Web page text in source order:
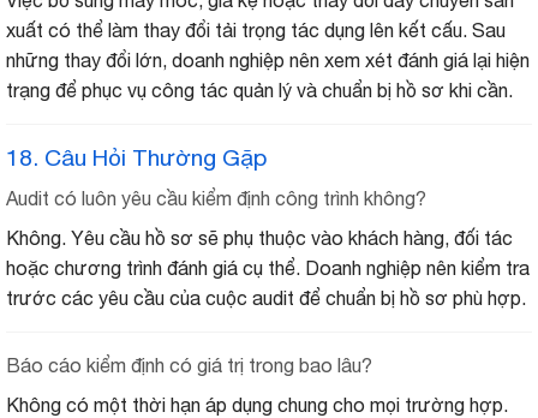
xuất có thể làm thay đổi tải trọng tác dụng lên kết cấu. Sau
những thay đổi lớn, doanh nghiệp nên xem xét đánh giá lại hiện
trạng để phục vụ công tác quản lý và chuẩn bị hồ sơ khi cần.
18. Câu Hỏi Thường Gặp
Audit có luôn yêu cầu kiểm định công trình không?
Không. Yêu cầu hồ sơ sẽ phụ thuộc vào khách hàng, đối tác
hoặc chương trình đánh giá cụ thể. Doanh nghiệp nên kiểm tra
trước các yêu cầu của cuộc audit để chuẩn bị hồ sơ phù hợp.
Báo cáo kiểm định có giá trị trong bao lâu?
Không có một thời hạn áp dụng chung cho mọi trường hợp.